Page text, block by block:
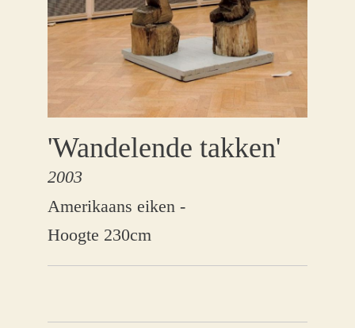
'Wandelende takken'
2003
Amerikaans eiken -
Hoogte 230cm